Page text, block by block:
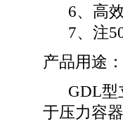
6、高效
7、注50
产品用途：
GDL型
于压力容